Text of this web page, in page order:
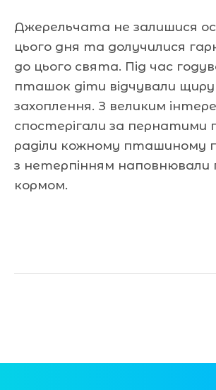
Джерельчата не залишися
цього дня та долучилися
до цього свята. Під час
пташок діти відчували щиру
захоплення. З великим
спостерігали за пернатими
раділи кожному пташиному
з нетерпінням наповнювали
кормом.